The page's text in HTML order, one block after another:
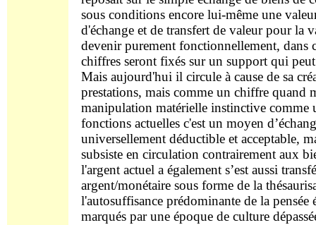
sous conditions encore lui-même une
d'échange et de transfert de valeur pour
devenir purement fonctionnellement, dans
chiffres seront fixés sur un support qui
Mais aujourd'hui il circule à cause de sa
prestations, mais comme un chiffre quand
manipulation matérielle instinctive comme
fonctions actuelles c'est un moyen
universellement déductible et acceptable,
subsiste en circulation contrairement aux
l'argent actuel a également s’est aussi
argent/monétaire sous forme de la
l'autosuffisance prédominante de la
marqués par une époque de culture